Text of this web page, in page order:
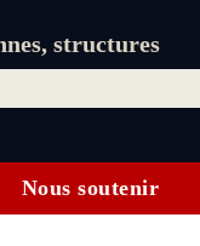
structures
Nous soutenir